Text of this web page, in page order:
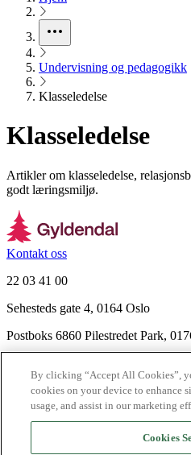
Undervisning og pedagogikk
Klasseledelse
Klasseledelse
Artikler om klasseledelse,
godt læringsmiljø.
Kontakt oss
22 03 41 00
Sehesteds gate 4, 0164 Oslo
Postboks 6860 Pilestredet Park,
Nyhetsbrev
Ledige stillinger
Send inn manus
By clicking “Accept All Cookies”,
cookies on your device to enhance
usage, and assist in our marketing
Cookies